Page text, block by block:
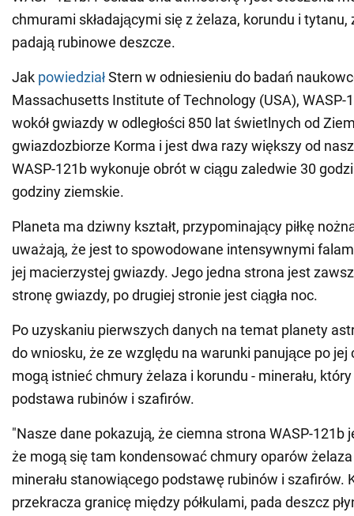
chmurami składającymi się z żelaza, korundu i
padają rubinowe deszcze.
Jak powiedziałStern w odniesieniu do badań
Massachusetts Institute of Technology (USA), WASP-
wokół gwiazdy w odległości 850 lat świetlnych od
gwiazdozbiorze Korma i jest dwa razy większy od
WASP-121b wykonuje obrót w ciągu zaledwie 30
godziny ziemskie.
Planeta ma dziwny kształt, przypominający piłkę
uważają, że jest to spowodowane intensywnymi
jej macierzystej gwiazdy. Jego jedna strona jest
stronę gwiazdy, po drugiej stronie jest ciągła noc.
Po uzyskaniu pierwszych danych na temat planety
do wniosku, że ze względu na warunki panujące po jej
mogą istnieć chmury żelaza i korundu - minerału, który
podstawa rubinów i szafirów.
"Nasze dane pokazują, że ciemna strona WASP-121b
że mogą się tam kondensować chmury oparów
minerału stanowiącego podstawę rubinów i szafirów.
przekracza granicę między półkulami, pada deszcz